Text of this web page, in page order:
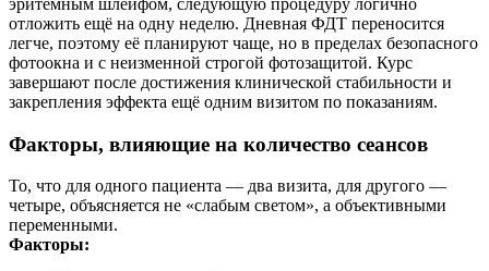
отложить ещё на одну неделю. Дневная ФДТ переносится
легче, поэтому её планируют чаще, но в пределах безопасного
фотоокна и с неизменной строгой фотозащитой. Курс
завершают после достижения клинической стабильности и
закрепления эффекта ещё одним визитом по показаниям.
Факторы, влияющие на количество сеансов
То, что для одного пациента — два визита, для другого —
четыре, объясняется не «слабым светом», а объективными
переменными.
Факторы: